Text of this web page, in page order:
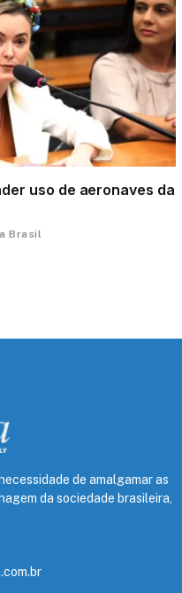
uso de aeronaves da
Brasil
de amalgamar as
da sociedade brasileira,